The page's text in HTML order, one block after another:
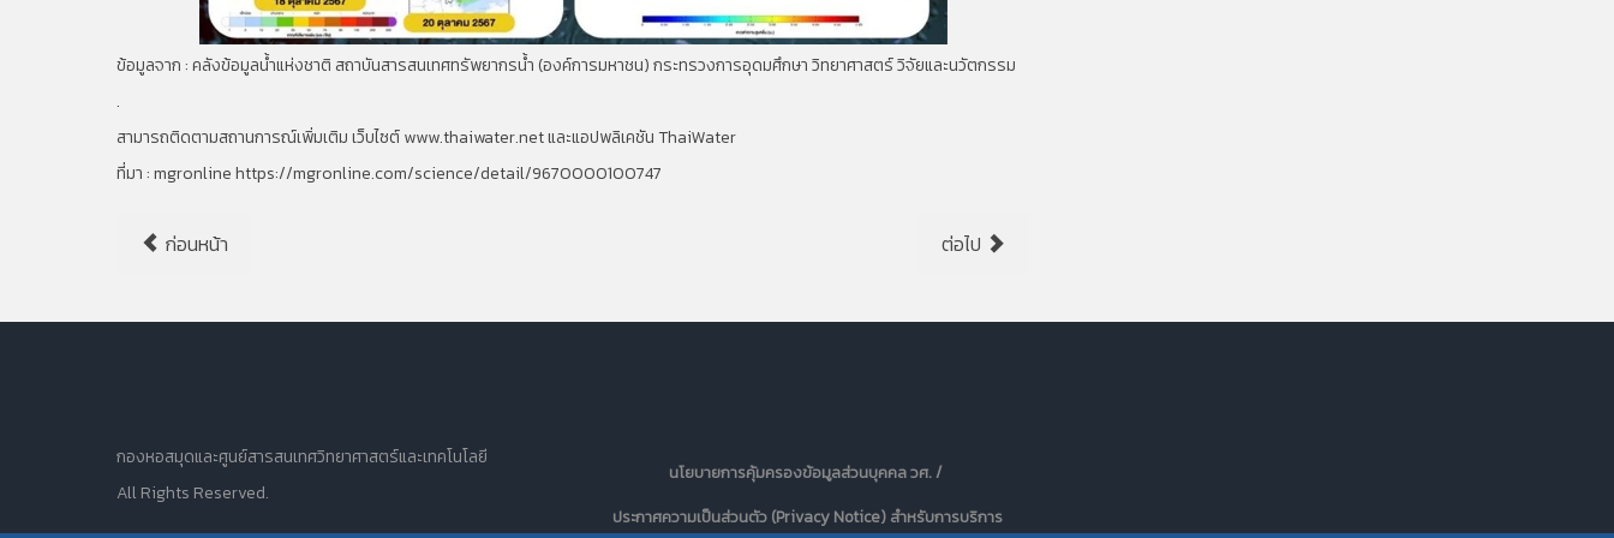
ข้อมูลจาก : คลังข้อมูลน้ำแห่งชาติ สถาบันสารสนเทศทรัพยากรน้ำ (องค์การมหาชน) กระทรวงการอุดมศึกษา วิทยาศาสตร์ วิจัยและนวัตกรรม
.
สามารถติดตามสถานการณ์เพิ่มเติม เว็บไซต์ www.thaiwater.net และแอปพลิเคชัน ThaiWater
ที่มา : mgronline https://mgronline.com/science/detail/9670000100747
ก่อนหน้า ต่อไป
กองหอสมุดและศูนย์สารสนเทศวิทยาศาสตร์และเทคโนโลยี
All Rights Reserved.
นโยบายการคุ้มครองข้อมูลส่วนบุคคล วศ. /
ประกาศความเป็นส่วนตัว (Privacy Notice) สำหรับการบริการ